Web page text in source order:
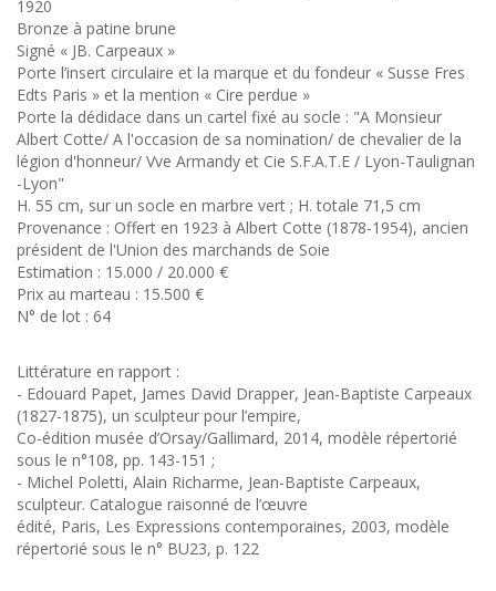
1920
Bronze à patine brune
Signé « JB. Carpeaux »
Porte l’insert circulaire et la marque et du fondeur « Susse Fres
Edts Paris » et la mention « Cire perdue »
Porte la dédidace dans un cartel fixé au socle : "A Monsieur
Albert Cotte/ A l'occasion de sa nomination/ de chevalier de la
légion d'honneur/ Vve Armandy et Cie S.F.A.T.E / Lyon-Taulignan
-Lyon"
H. 55 cm, sur un socle en marbre vert ; H. totale 71,5 cm
Provenance : Offert en 1923 à Albert Cotte (1878-1954), ancien
président de l'Union des marchands de Soie
Estimation : 15.000 / 20.000 €
Prix au marteau : 15.500 €
N° de lot : 64
Littérature en rapport :
- Edouard Papet, James David Drapper, Jean-Baptiste Carpeaux
(1827-1875), un sculpteur pour l’empire,
Co-édition musée d’Orsay/Gallimard, 2014, modèle répertorié
sous le n°108, pp. 143-151 ;
- Michel Poletti, Alain Richarme, Jean-Baptiste Carpeaux,
sculpteur. Catalogue raisonné de l’œuvre
édité, Paris, Les Expressions contemporaines, 2003, modèle
répertorié sous le n° BU23, p. 122